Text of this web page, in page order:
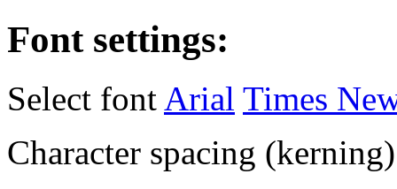
Font settings:
Select font Arial Times
Character spacing